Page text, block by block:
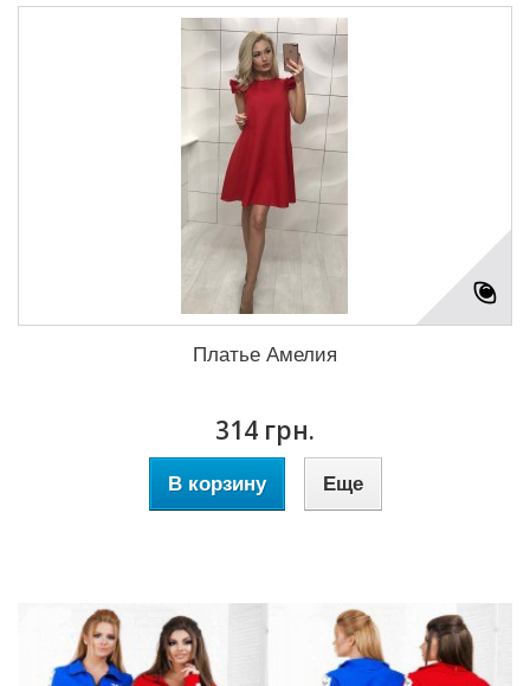
Платье Амелия
314 грн.
В корзину Еще